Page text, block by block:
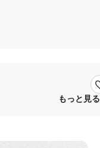
もっと見る